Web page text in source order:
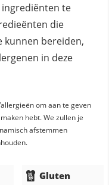
te
die
bereiden,
in deze
om aan te geven
hebt. We zullen je
afstemmen
Gluten